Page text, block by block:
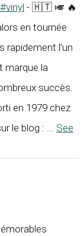
#vinyl - 🇭🇹 🎺 🔥
en tournée
rapidement l’un
marque la
succès.
en 1979 chez
le blog : ... See